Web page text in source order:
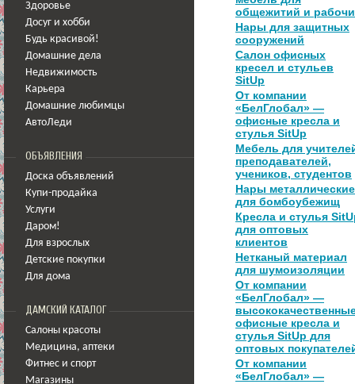
Здоровье
Досуг и хобби
Будь красивой!
Домашние дела
Недвижимость
Карьера
Домашние любимцы
АвтоЛеди
ОБЪЯВЛЕНИЯ
Доска объявлений
Купи-продайка
Услуги
Даром!
Для взрослых
Детские покупки
Для дома
ДАМСКИЙ КАТАЛОГ
Салоны красоты
Медицина, аптеки
Фитнес и спорт
Магазины
общежитий и
Нары для защитных
сооружений
Салон офисных
кресел и стульев
SitUp
От компании
«БелГлобал» —
офисные кресла и
стулья SitUp
Мебель для
преподавателей,
учеников, студентов
Нары металлические
для бомбоубежищ
Кресла и стулья
для оптовых
клиентов
Нетканый материал
для шумоизоляции
От компании
«БелГлобал» —
офисные кресла и
стулья SitUp для
оптовых
От компании
«БелГлобал» —